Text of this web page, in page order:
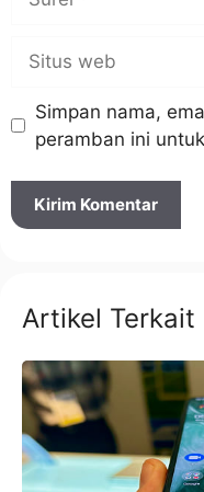
web
Simpan nama,
peramban ini
Artikel Terkait